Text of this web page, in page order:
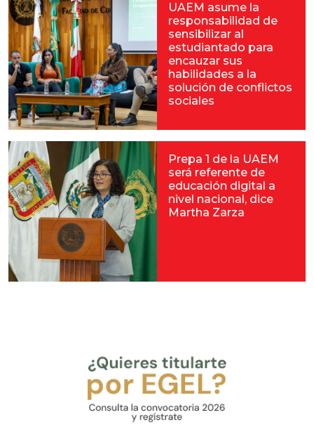
UAEM asume la
responsabilidad de
sensibilizar al
estudiantado para
encauzar sus
habilidades a la
solución de conflictos
sociales
Prepa 1 de la UAEM
será referente de
educación digital a
nivel nacional, dice
Martha Zarza